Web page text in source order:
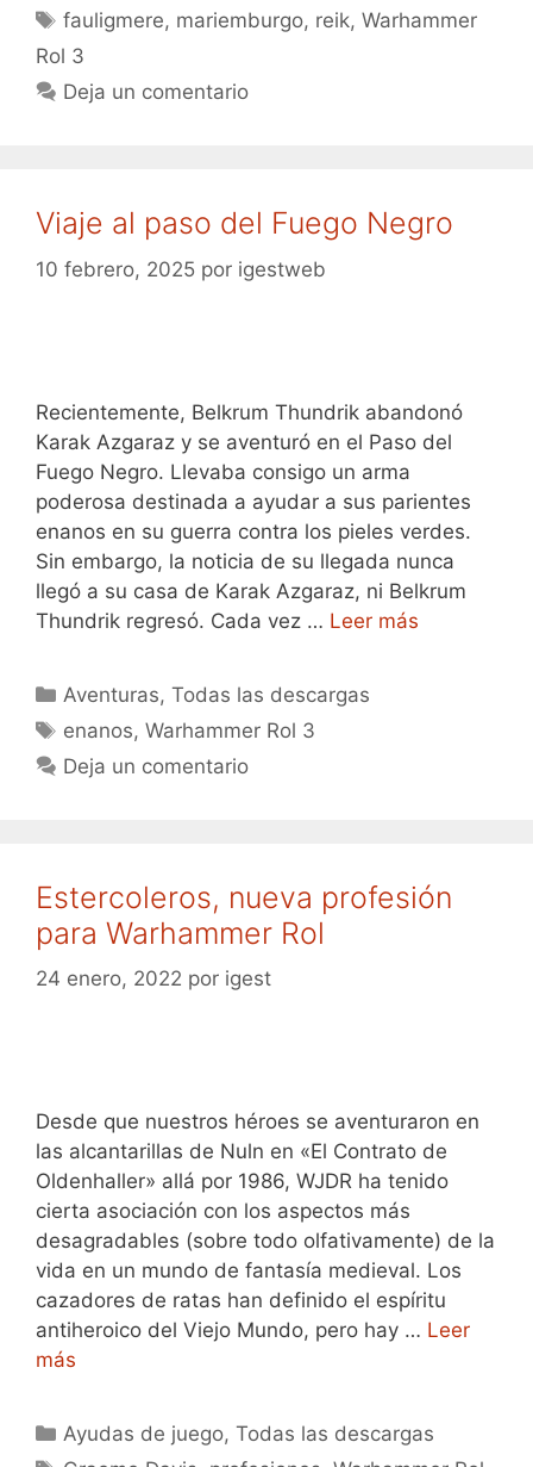
Etiquetas
fauligmere, mariemburgo, reik,Warhammer
Rol 3
Deja un comentario
Viaje al paso del Fuego Negro
10 febrero, 2025 por igestweb
Recientemente, Belkrum Thundrik abandonó
Karak Azgaraz y se aventuró en el Paso del
Fuego Negro. Llevaba consigo un arma
poderosa destinada a ayudar a sus parientes
enanos en su guerra contra los pieles verdes.
Sin embargo, la noticia de su llegada nunca
llegó a su casa de Karak Azgaraz, ni Belkrum
Thundrik regresó. Cada vez … Leer más
Categorías
Aventuras,Todas las descargas
Etiquetas
enanos,Warhammer Rol 3
Deja un comentario
Estercoleros, nueva profesión
para Warhammer Rol
24 enero, 2022 por igest
Desde que nuestros héroes se aventuraron en
las alcantarillas de Nuln en «El Contrato de
Oldenhaller» allá por 1986, WJDR ha tenido
cierta asociación con los aspectos más
desagradables (sobre todo olfativamente) de la
vida en un mundo de fantasía medieval. Los
cazadores de ratas han definido el espíritu
antiheroico del Viejo Mundo, pero hay … Leer
más
Categorías
Ayudas de juego,Todas las descargas